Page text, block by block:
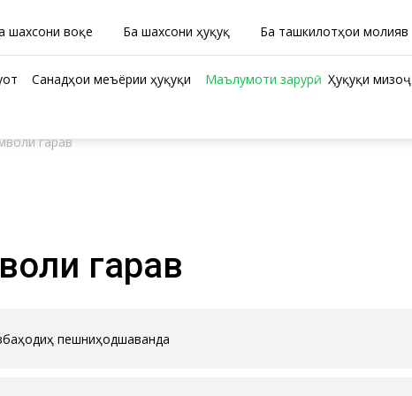
шахсони воқеӣ Ба шахсони ҳуқуқӣ Ба ташкилотҳои молиявӣ
Санадҳои меъёрии ҳуқуқи Маълумоти зарурӣ Ҳуқуқи мизоҷ
гарав
гарав
пешниҳодшаванда